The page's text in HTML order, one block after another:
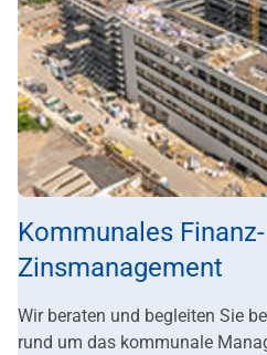
Kommunales
Zinsmanagement
Wir beraten und begleiten Sie
rund um das kommunale